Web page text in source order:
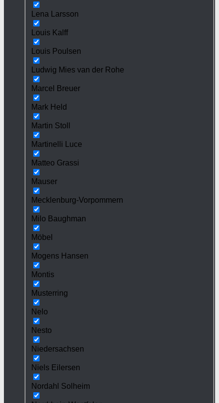
Lena Larsson
Louis Kalff
Louis Poulsen
Ludwig Mies van der Rohe
Marcel Breuer
Mark Held
Martin Stoll
Martinelli Luce
Matteo Grassi
Mauser
Mecklenburg-Vorpommern
Milo Baughman
Möbel
Mogens Hansen
Montis
Musterring
Nelo
Nesto
Niedersachsen
Niels Eilersen
Nordahl Solheim